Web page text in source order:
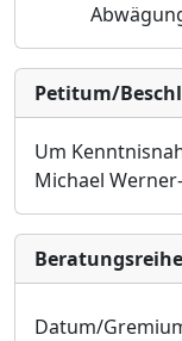
Petitum/
Um
Michael
Datum/